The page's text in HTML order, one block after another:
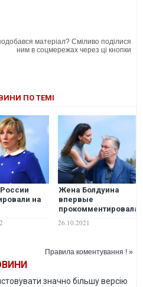
матеріал? Сміливо поділися
ним в соцмережах через ці кнопки
ПО ТЕМІ
на
Жена Болдуина
впервые
прокомментировала
Гатчинс
26.10.2021
Правила коментування ! »
значно більшу версію